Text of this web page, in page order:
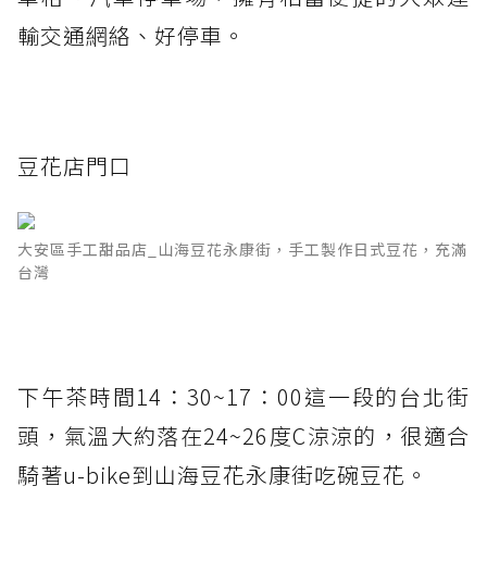
輸交通網絡、好停車。
豆花店門口
大安區手工甜品店_山海豆花永康街，手工製作日式豆花，充滿
台灣
下午茶時間14：30~17：00這一段的台北街
頭，氣溫大約落在24~26度C涼涼的，很適合
騎著u-bike到山海豆花永康街吃碗豆花。